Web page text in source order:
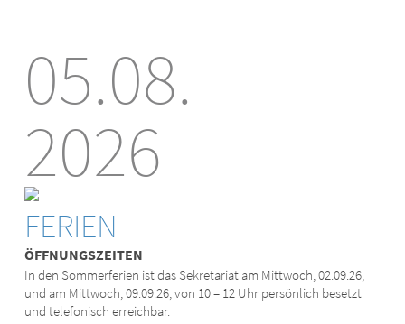
05.08.
2026
FERIEN
ÖFFNUNGSZEITEN
In den Sommerferien ist das Sekretariat am Mittwoch, 02.09.26,
und am Mittwoch, 09.09.26, von 10 – 12 Uhr persönlich besetzt
und telefonisch erreichbar.